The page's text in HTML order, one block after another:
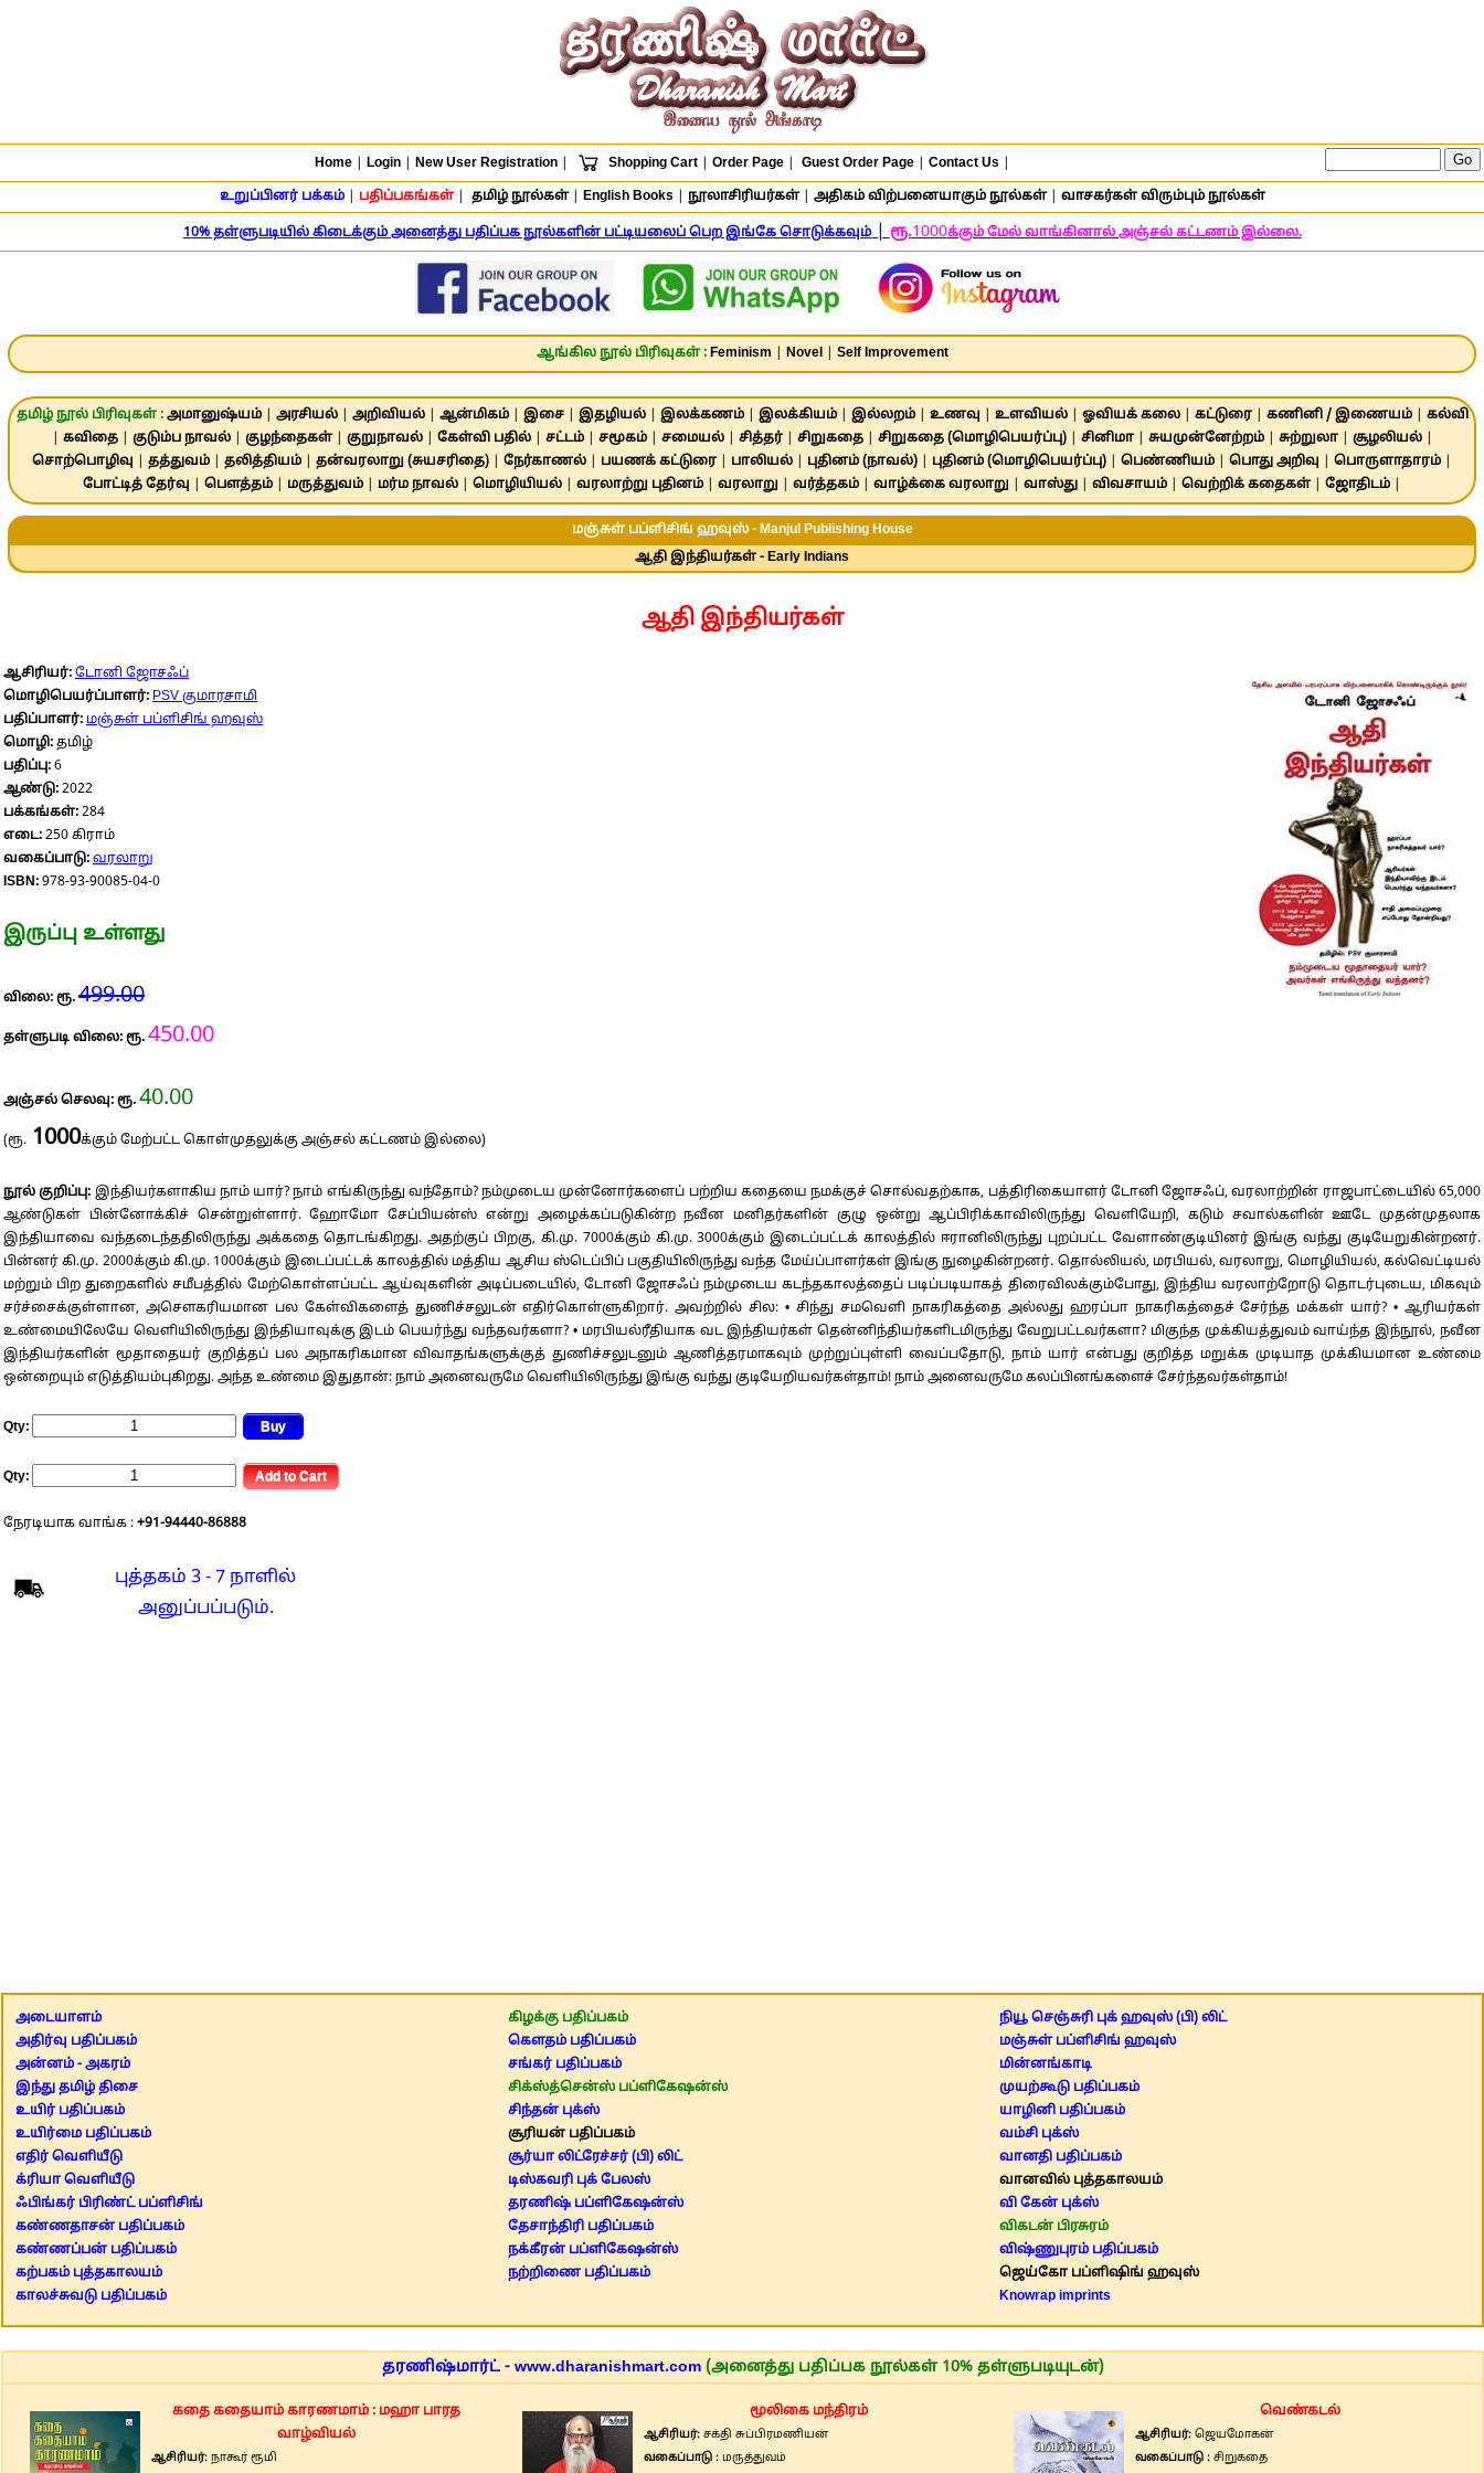
Home Login New User Registration Shopping Cart Order Page Guest Order Page Contact Us
உறுப்பினர் பக்கம்| பதிப்பகங்கள்| தமிழ் நூல்கள்| English Books நூலாசிரியர்கள்| அதிகம் விற்பனையாகும் நூல்கள்| வாசகர்கள் விரும்பும் நூல்கள்
10% தள்ளுபடியில் கிடைக்கும் அனைத்து பதிப்பக நூல்களின் பட்டியலைப் பெற இங்கே சொடுக்கவும்|ரூ.1000க்கும் மேல் வாங்கினால் அஞ்சல் கட்டணம் இல்லை.
ஆங்கில நூல் பிரிவுகள் : Feminism Novel| Self Improvement
தமிழ் நூல் பிரிவுகள் : அமானுஷ்யம்| அரசியல்| அறிவியல்| ஆன்மிகம்| இசை| இதழியல்| இலக்கணம்| இலக்கியம்| இல்லறம்| உணவு உளவியல்| ஓவியக் கலை| கட்டுரை| கணினி / இணையம்| கல்வி
கவிதை| குடும்ப நாவல்| குழந்தைகள்| குறுநாவல்| கேள்வி பதில்| சட்டம்| சமூகம்| சமையல்| சித்தர்| சிறுகதை| சிறுகதை (மொழிபெயர்ப்பு)| சினிமா| சுயமுன்னேற்றம்| சுற்றுலா| சூழலியல்|
சொற்பொழிவு
தத்துவம் தலித்தியம் தன்வரலாறு (சுயசரிதை) நேர்காணல் பயணக் கட்டுரை பாலியல் புதினம் (நாவல்) புதினம் (மொழிபெயர்ப்பு) பெண்ணியம் பொது அறிவு பொருளாதாரம்
போட்டித் தேர்வு
பௌத்தம் மருத்துவம் மர்ம நாவல் மொழியியல் வரலாற்று புதினம் வரலாறு வர்த்தகம் வாழ்க்கை வரலாறு வாஸ்து விவசாயம் வெற்றிக் கதைகள்| ஜோதிடம்
மஞ்சுள் பப்ளிசிங் ஹவுஸ் - Manjul Publishing House
ஆதி இந்தியர்கள் - Early Indians
ஆதி இந்தியர்கள்
ஆசிரியர்: டோனி ஜோசஃப்
மொழிபெயர்ப்பாளர்: PSV குமாரசாமி
பதிப்பாளர்: மஞ்சுள் பப்ளிசிங் ஹவுஸ்
மொழி: தமிழ்
பதிப்பு: 6
ஆண்டு: 2022
பக்கங்கள்: 284
எடை: 250 கிராம்
வகைப்பாடு: வரலாறு
ISBN: 978-93-90085-04-0
இருப்பு உள்ளது
விலை: ரூ. 499.00
தள்ளுபடி விலை: ரூ. 450.00
அஞ்சல் செலவு: ரூ. 40.00
(ரூ. 1000க்கும் மேற்பட்ட கொள்முதலுக்கு அஞ்சல் கட்டணம் இல்லை)
நூல் குறிப்பு: இந்தியர்களாகிய நாம் யார்? நாம் எங்கிருந்து வந்தோம்? நம்முடைய முன்னோர்களைப் பற்றிய கதையை நமக்குச் சொல்வதற்காக, பத்திரிகையாளர் டோனி ஜோசஃப், வரலாற்றின் ராஜபாட்டையில் 65,000
ஆண்டுகள் பின்னோக்கிச் சென்றுள்ளார். ஹோமோ சேப்பியன்ஸ் என்று அழைக்கப்படுகின்ற நவீன மனிதர்களின் குழு ஒன்று ஆப்பிரிக்காவிலிருந்து வெளியேறி, கடும் சவால்களின் ஊடே முதன்முதலாக
இந்தியாவை வந்தடைந்ததிலிருந்து அக்கதை தொடங்கிறது. அதற்குப் பிறகு, கி.மு. 7000க்கும் கி.மு. 3000க்கும் இடைப்பட்டக் காலத்தில் ஈரானிலிருந்து புறப்பட்ட வேளாண்குடியினர் இங்கு வந்து குடியேறுகின்றனர்.
பின்னர் கி.மு. 2000க்கும் கி.மு. 1000க்கும் இடைப்பட்டக் காலத்தில் மத்திய ஆசிய ஸ்டெப்பிப் பகுதியிலிருந்து வந்த மேய்ப்பாளர்கள் இங்கு நுழைகின்றனர். தொல்லியல், மரபியல், வரலாறு, மொழியியல், கல்வெட்டியல்
மற்றும் பிற துறைகளில் சமீபத்தில் மேற்கொள்ளப்பட்ட ஆய்வுகளின் அடிப்படையில், டோனி ஜோசஃப் நம்முடைய கடந்தகாலத்தைப் படிப்படியாகத் திரைவிலக்கும்போது, இந்திய வரலாற்றோடு தொடர்புடைய, மிகவும்
சர்ச்சைக்குள்ளான, அசௌகரியமான பல கேள்விகளைத் துணிச்சலுடன் எதிர்கொள்ளுகிறார். அவற்றில் சில: • சிந்து சமவெளி நாகரிகத்தை அல்லது ஹரப்பா நாகரிகத்தைச் சேர்ந்த மக்கள் யார்? • ஆரியர்கள்
உண்மையிலேயே வெளியிலிருந்து இந்தியாவுக்கு இடம் பெயர்ந்து வந்தவர்களா? • மரபியல்ரீதியாக வட இந்தியர்கள் தென்னிந்தியர்களிடமிருந்து வேறுபட்டவர்களா? மிகுந்த முக்கியத்துவம் வாய்ந்த இந்நூல், நவீன
இந்தியர்களின் மூதாதையர் குறித்தப் பல அநாகரிகமான விவாதங்களுக்குத் துணிச்சலுடனும் ஆணித்தரமாகவும் முற்றுப்புள்ளி வைப்பதோடு, நாம் யார் என்பது குறித்த மறுக்க முடியாத முக்கியமான உண்மை
ஒன்றையும் எடுத்தியம்புகிறது. அந்த உண்மை இதுதான்: நாம் அனைவருமே வெளியிலிருந்து இங்கு வந்து குடியேறியவர்கள்தாம்! நாம் அனைவருமே கலப்பினங்களைச் சேர்ந்தவர்கள்தாம்!
Qty:
Qty:
நேரடியாக வாங்க : +91-94440-86888
புத்தகம் 3 - 7 நாளில்
அனுப்பப்படும்.
அடையாளம்
அதிர்வு பதிப்பகம்
அன்னம் - அகரம்
இந்து தமிழ் திசை
உயிர் பதிப்பகம்
உயிர்மை பதிப்பகம்
எதிர் வெளியீடு
க்ரியா வெளியீடு
ஃபிங்கர் பிரிண்ட் பப்ளிசிங்
கண்ணதாசன் பதிப்பகம்
கண்ணப்பன் பதிப்பகம்
கற்பகம் புத்தகாலயம்
காலச்சுவடு பதிப்பகம்
கிழக்கு பதிப்பகம்
கௌதம் பதிப்பகம்
சங்கர் பதிப்பகம்
சிக்ஸ்த்சென்ஸ் பப்ளிகேஷன்ஸ்
சிந்தன் புக்ஸ்
சூரியன் பதிப்பகம்
சூர்யா லிட்ரேச்சர் (பி) லிட்
டிஸ்கவரி புக் பேலஸ்
தரணிஷ் பப்ளிகேஷன்ஸ்
தேசாந்திரி பதிப்பகம்
நக்கீரன் பப்ளிகேஷன்ஸ்
நற்றிணை பதிப்பகம்
நியூ செஞ்சுரி புக் ஹவுஸ் (பி) லிட்
மஞ்சுள் பப்ளிசிங் ஹவுஸ்
மின்னங்காடி
முயற்கூடு பதிப்பகம்
யாழினி பதிப்பகம்
வம்சி புக்ஸ்
வானதி பதிப்பகம்
வானவில் புத்தகாலயம்
வி கேன் புக்ஸ்
விகடன் பிரசுரம்
விஷ்ணுபுரம் பதிப்பகம்
ஜெய்கோ பப்ளிஷிங் ஹவுஸ்
Knowrap imprints
தரணிஷ்மார்ட் - www.dharanishmart.com (அனைத்து பதிப்பக நூல்கள் 10% தள்ளுபடியுடன்)
கதை கதையாம் காரணமாம் : மஹா பாரத
வாழ்வியல்
ஆசிரியர்: நாகூர் ரூமி
மூலிகை மந்திரம்
ஆசிரியர்:சக்தி சுப்பிரமணியன்
வகைப்பாடு :மருத்துவம்
வெண்கடல்
ஆசிரியர்: ஜெயமோகன்
வகைப்பாடு : சிறுகதை